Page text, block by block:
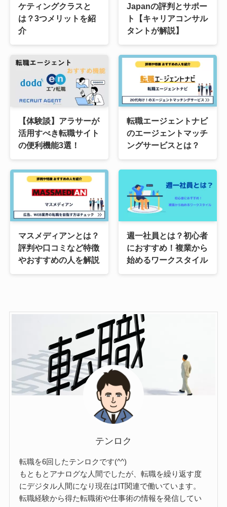
ケティングクラスと
は？3つメリットを紹
介
Japanの評判とサポー
ト【キャリアコンサル
タントが解説】
【体験談】アラサーが
活用すべき転職サイト
の便利機能3選！
転職エージェントナビ
のエージェントマッチ
ングサービスとは？
マスメディアンとは？
評判や口コミなど特徴
やおすすめの人を解説
週一社員とは？初心者
におすすめ！複業から
始めるワークスタイル
テンロク
転職を6回したテンロクです(^^)
もともとアナログな人間でしたが、転職を繰り返す度
にデジタル人間になり現在はIT関連で働いています。
転職経験から得た転職術や仕事術の情報を発信してい